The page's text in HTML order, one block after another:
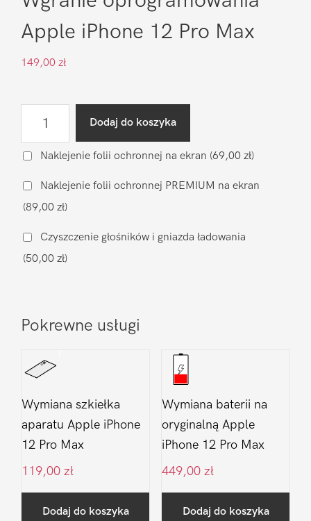
Apple iPhone 12 Pro Max
149,00 zł
oprogramowania
iPhone
12
Pro
Max
Dodaj do koszyka
Naklejenie folii ochronnej na ekran (69,00 zł)
Naklejenie folii ochronnej PREMIUM na ekran
(89,00 zł)
Czyszczenie głośników i gniazda ładowania
(50,00 zł)
Pokrewne usługi
Wymiana szkiełka
aparatu Apple iPhone
12 Pro Max
119,00 zł
Dodaj do koszyka
Wymiana baterii na
oryginalną Apple
iPhone 12 Pro Max
449,00 zł
Dodaj do koszyka